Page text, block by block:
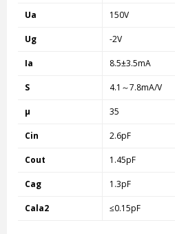
Ua 150V
Ug -2V
Ia 8.5±3.5mA
S 4.1～7.8mA/V
μ 35
Cin 2.6pF
Cout 1.45pF
Cag 1.3pF
Cala2 ≤0.15pF